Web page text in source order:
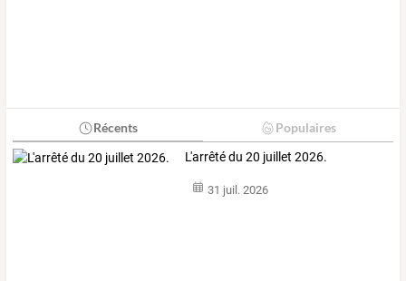
Récents Populaires
L'arrêté du 20 juillet 2026.
31 juil. 2026